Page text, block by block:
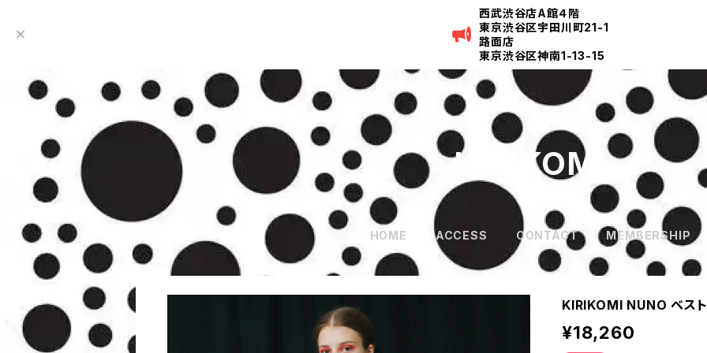
西武渋谷店A館４階
東京渋谷区宇田川町21-1
路面店
東京渋谷区神南1-13-15
KIRIKOMI
HOME ACCESS CONTACT MEMBERSHIP
KIRIKOMI NUNO ベスト
¥18,260